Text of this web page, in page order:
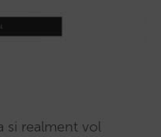
si realment vol